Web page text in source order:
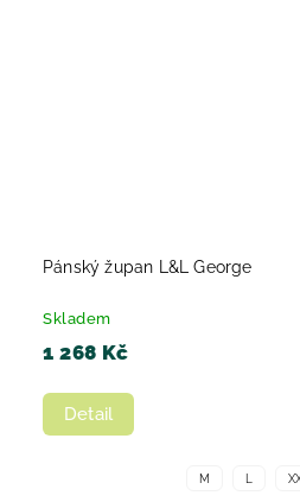
Pánský župan L&L George
Skladem
1 268 Kč
Detail
M L